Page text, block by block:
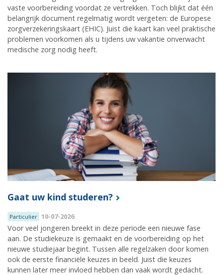
vaste voorbereiding voordat ze vertrekken. Toch blijkt dat één
belangrijk document regelmatig wordt vergeten: de Europese
zorgverzekeringskaart (EHIC). Juist die kaart kan veel praktische
problemen voorkomen als u tijdens uw vakantie onverwacht
medische zorg nodig heeft.
Gaat uw kind studeren?
Particulier 10-07-2026
Voor veel jongeren breekt in deze periode een nieuwe fase
aan. De studiekeuze is gemaakt en de voorbereiding op het
nieuwe studiejaar begint. Tussen alle regelzaken door komen
ook de eerste financiële keuzes in beeld. Juist die keuzes
kunnen later meer invloed hebben dan vaak wordt gedacht.